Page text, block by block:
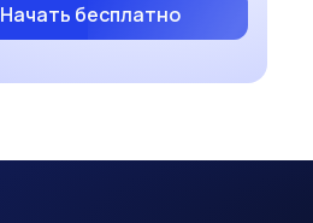
Начать бесплатно